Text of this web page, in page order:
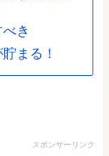
き
まる！
スポンサーリンク